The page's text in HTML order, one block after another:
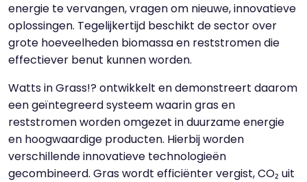
energie te vervangen, vragen om nieuwe, innovatieve
oplossingen. Tegelijkertijd beschikt de sector over
grote hoeveelheden biomassa en reststromen die
effectiever benut kunnen worden.
Watts in Grass!? ontwikkelt en demonstreert daarom
een geïntegreerd systeem waarin gras en
reststromen worden omgezet in duurzame energie
en hoogwaardige producten. Hierbij worden
verschillende innovatieve technologieën
gecombineerd. Gras wordt efficiënter vergist, CO₂ uit